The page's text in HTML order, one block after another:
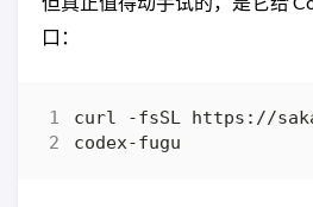
口：
curl -fsSL https://